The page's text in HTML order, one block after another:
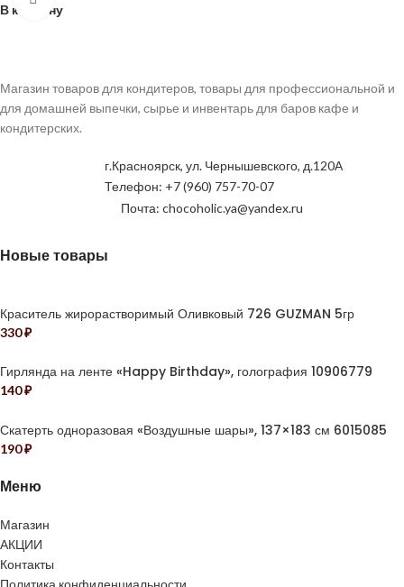
В корзину
Магазин товаров для кондитеров, товары для профессиональной и
для домашней выпечки, сырье и инвентарь для баров кафе и
кондитерских.
г.Красноярск, ул. Чернышевского, д.120А
Телефон: +7 (960) 757-70-07
Почта: chocoholic.ya@yandex.ru
Новые товары
Краситель жирорастворимый Оливковый 726 GUZMAN 5гр
330₽
Гирлянда на ленте «Happy Birthday», голография 10906779
140₽
Скатерть одноразовая «Воздушные шары», 137×183 см 6015085
190₽
Меню
Магазин
АКЦИИ
Контакты
Политика конфиденциальности